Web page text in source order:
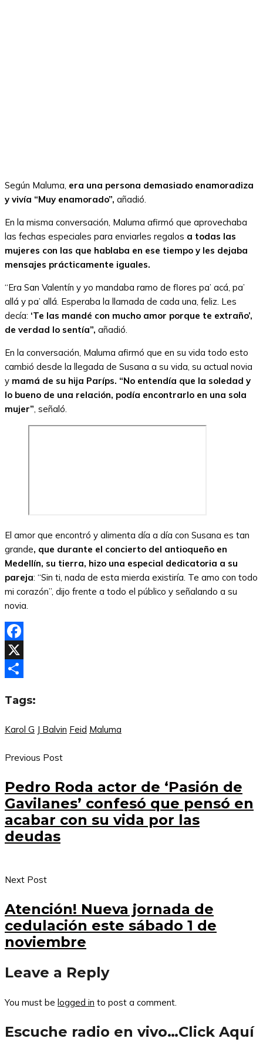
Según Maluma, era una persona demasiado enamoradiza
y vivía “Muy enamorado”, añadió.
En la misma conversación, Maluma afirmó que aprovechaba
las fechas especiales para enviarles regalos a todas las
mujeres con las que hablaba en ese tiempo y les dejaba
mensajes prácticamente iguales.
“Era San Valentín y yo mandaba ramo de flores pa’ acá, pa’
allá y pa’ allá. Esperaba la llamada de cada una, feliz. Les
decía: ‘Te las mandé con mucho amor porque te extraño’,
de verdad lo sentía”, añadió.
En la conversación, Maluma afirmó que en su vida todo esto
cambió desde la llegada de Susana a su vida, su actual novia
y mamá de su hija Paríps. “No entendía que la soledad y
lo bueno de una relación, podía encontrarlo en una sola
mujer”, señaló.
El amor que encontró y alimenta día a día con Susana es tan
grande, que durante el concierto del antioqueño en
Medellín, su tierra, hizo una especial dedicatoria a su
pareja: “Sin ti, nada de esta mierda existiría. Te amo con todo
mi corazón”, dijo frente a todo el público y señalando a su
novia.
Facebook
X
Tags:
Karol G J Balvin Feid Maluma
Previous Post
Pedro Roda actor de ‘Pasión de
Gavilanes’ confesó que pensó en
acabar con su vida por las
deudas
Next Post
Atención! Nueva jornada de
cedulación este sábado 1 de
noviembre
Leave a Reply
You must be logged in to post a comment.
Escuche radio en vivo…Click Aquí